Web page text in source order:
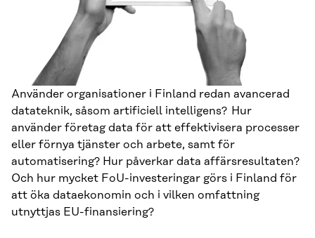
Använder organisationer i Finland redan avancerad
datateknik, såsom artificiell intelligens? Hur
använder företag data för att effektivisera processer
eller förnya tjänster och arbete, samt för
automatisering? Hur påverkar data affärsresultaten?
Och hur mycket FoU-investeringar görs i Finland för
att öka dataekonomin och i vilken omfattning
utnyttjas EU-finansiering?